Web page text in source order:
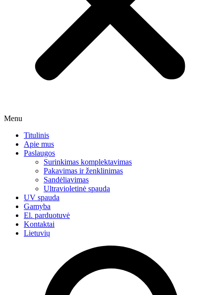
Menu
Titulinis
Apie mus
Paslaugos
Surinkimas komplektavimas
Pakavimas ir ženklinimas
Sandėliavimas
Ultravioletinė spauda
UV spauda
Gamyba
El. parduotuvė
Kontaktai
Lietuvių